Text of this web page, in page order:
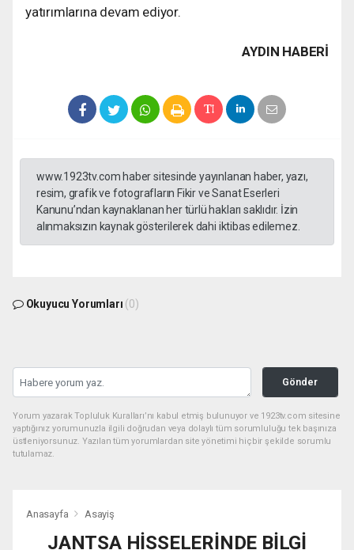
yatırımlarına devam ediyor.
AYDIN HABERİ
www.1923tv.com haber sitesinde yayınlanan haber, yazı,
resim, grafik ve fotografların Fikir ve Sanat Eserleri
Kanunu’ndan kaynaklanan her türlü hakları saklıdır. İzin
alınmaksızın kaynak gösterilerek dahi iktibas edilemez.
Okuyucu Yorumları (0)
Gönder
Yorum yazarak Topluluk Kuralları’nı kabul etmiş bulunuyor ve 1923tv.com sitesine
yaptığınız yorumunuzla ilgili doğrudan veya dolaylı tüm sorumluluğu tek başınıza
üstleniyorsunuz. Yazılan tüm yorumlardan site yönetimi hiçbir şekilde sorumlu
tutulamaz.
Anasayfa Asayiş
JANTSA HİSSELERİNDE BİLGİ